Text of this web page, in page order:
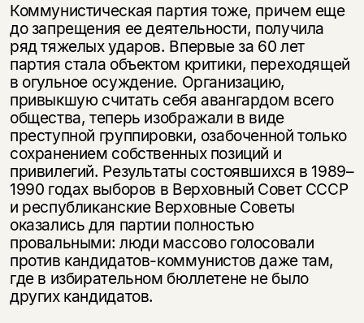
Коммунистическая партия тоже, причем еще
до запрещения ее деятельности, получила
ряд тяжелых ударов. Впервые за 60 лет
партия стала объектом критики, переходящей
в огульное осуждение. Организацию,
привыкшую считать себя авангардом всего
общества, теперь изображали в виде
преступной группировки, озабоченной только
сохранением собственных позиций и
привилегий. Результаты состоявшихся в 1989–
1990 годах выборов в Верховный Совет СССР
и республиканские Верховные Советы
оказались для партии полностью
провальными: люди массово голосовали
против кандидатов-коммунистов даже там,
где в избирательном бюллетене не было
других кандидатов.